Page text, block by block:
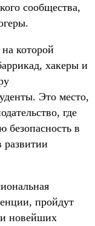
сообщества,
которой
хакеры и
Это место,
где
безопасность в
развитии
пройдут
новейших